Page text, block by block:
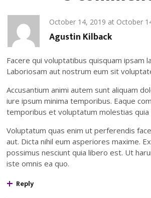
October 14, 2019 at October
Agustin Kilback
Facere qui voluptatibus quisquam ipsam
Laboriosam aut nostrum eum sit
Accusantium animi autem sunt aliquam
iure ipsum minima temporibus. Eaque
temporibus et voluptatum molestias quia
Voluptatum quas enim ut perferendis
aut. Dicta nihil eum asperiores maxime.
possimus nesciunt quia libero est. Ut
iste omnis ea quo.
Reply